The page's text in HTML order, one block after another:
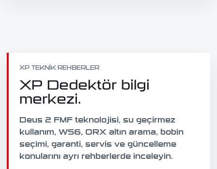
XP TEKNIK REHBERLER
XP Dedektör bilgi
merkezi.
Deus 2 FMF teknolojisi, su geçirmez
kullanım, WS6, ORX altın arama, bobin
seçimi, garanti, servis ve güncelleme
konularını ayrı rehberlerde inceleyin.